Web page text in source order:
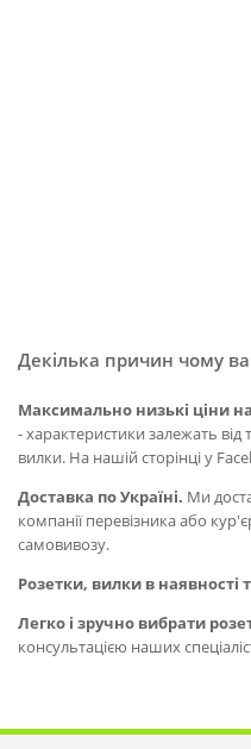
Декілька причин чому
Максимально низькі ціни
- характеристики залежать
вилки. На нашій сторінці у
Доставка по Україні. Ми
компанії перевізника або
самовивозу.
Розетки, вилки в наявності
Легко і зручно вибрати
консультацією наших